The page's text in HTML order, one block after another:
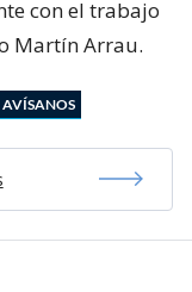
con el trabajo
Martín Arrau.
AVÍSANOS